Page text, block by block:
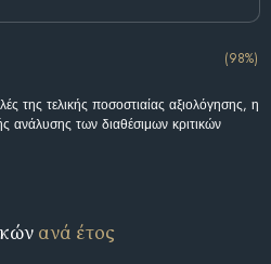
(98%)
της τελικής ποσοστιαίας αξιολόγησης, η
ανάλυσης των διαθέσιμων κριτικών
ανά έτος